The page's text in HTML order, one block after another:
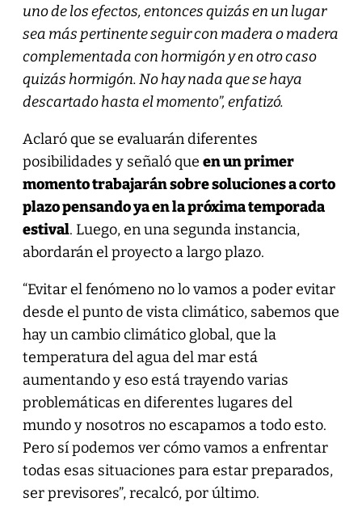
uno de los efectos, entonces quizás en un lugar
sea más pertinente seguir con madera o madera
complementada con hormigón y en otro caso
quizás hormigón. No hay nada que se haya
descartado hasta el momento”, enfatizó.
Aclaró que se evaluarán diferentes
posibilidades y señaló que en un primer
momento trabajarán sobre soluciones a corto
plazo pensando ya en la próxima temporada
estival. Luego, en una segunda instancia,
abordarán el proyecto a largo plazo.
“Evitar el fenómeno no lo vamos a poder evitar
desde el punto de vista climático, sabemos que
hay un cambio climático global, que la
temperatura del agua del mar está
aumentando y eso está trayendo varias
problemáticas en diferentes lugares del
mundo y nosotros no escapamos a todo esto.
Pero sí podemos ver cómo vamos a enfrentar
todas esas situaciones para estar preparados,
ser previsores”, recalcó, por último.